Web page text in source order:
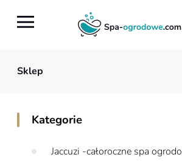
Sklep
Kategorie
Jaccuzi -całoroczne spa